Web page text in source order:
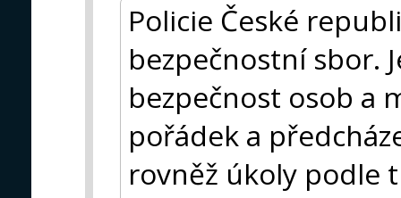
Policie České
bezpečnostní sbor.
bezpečnost osob a
pořádek a
rovněž úkoly podle